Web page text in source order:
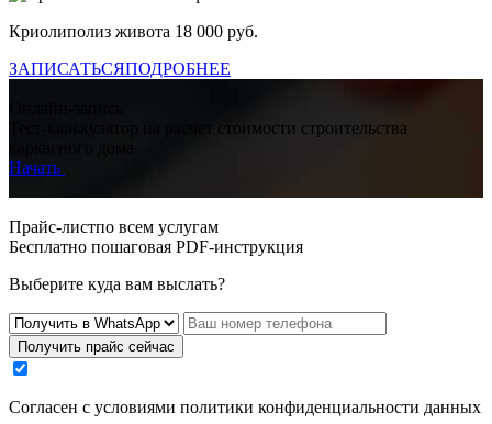
Криолиполиз живота 18 000 руб.
ЗАПИСАТЬСЯПОДРОБНЕЕ
Тест-калькулятор на расчет стоимости строительства
Начать
Прайс-листпо всем услугам
Бесплатно пошаговая PDF-инструкция
Выберите куда вам выслать?
Получить прайс сейчас
Cогласен с условиями политики конфиденциальности данных